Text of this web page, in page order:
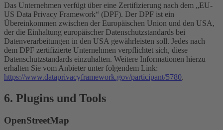
Das Unternehmen verfügt über eine Zertifizierung nach dem „EU-
US Data Privacy Framework“ (DPF). Der DPF ist ein
Übereinkommen zwischen der Europäischen Union und den USA,
der die Einhaltung europäischer Datenschutzstandards bei
Datenverarbeitungen in den USA gewährleisten soll. Jedes nach
dem DPF zertifizierte Unternehmen verpflichtet sich, diese
Datenschutzstandards einzuhalten. Weitere Informationen hierzu
erhalten Sie vom Anbieter unter folgendem Link:
https://www.dataprivacyframework.gov/participant/5780.
6. Plugins und Tools
OpenStreetMap